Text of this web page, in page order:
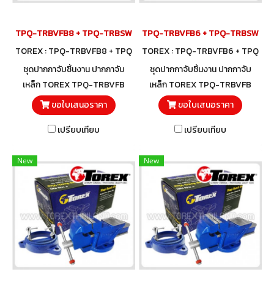
TPQ-TRBVFB8 + TPQ-TRBSWV8 ชุดปากกาจับชิ้นงาน 200 มม. (8") พ
TOREX : TPQ-TRBVFB8 + TPQ
-TRBSWV8
ชุดปากกาจับชิ้นงาน ปากกาจับ
เหล็ก TOREX TPQ-TRBVFB
พร้อมฐานหมุนรอบ 360 องศา
TPQ-TRBSWV สำหรับใช้กับ
ปากกาจับชิ้นงาน TOREX ชุด
ขอใบเสนอราคา
เปรียบเทียบ
TPQ-TRBVFB6 + TPQ-
TOREX : TPQ-TRBVFB6 + TPQ
-TRBSWV6
ชุดปากกาจับชิ้นงาน ปากกาจับ
เหล็ก TOREX TPQ-TRBVFB
พร้อมฐานหมุนรอบ 360 องศา
TPQ-TRBSWV สำหรับใช้กับ
ปากกาจับชิ้นงาน TOREX ชุด
ขอใบเสนอราคา
เปรียบเทียบ
New New